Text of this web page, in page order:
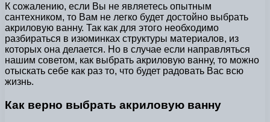
К сожалению, если Вы не являетесь опытным
сантехником, то Вам не легко будет достойно выбрать
акриловую ванну. Так как для этого необходимо
разбираться в изюминках структуры материалов, из
которых она делается. Но в случае если направляться
нашим советом, как выбрать акриловую ванну, то можно
отыскать себе как раз то, что будет радовать Вас всю
жизнь.
Как верно выбрать акриловую ванну